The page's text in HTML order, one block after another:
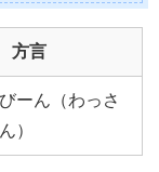
方言
ーん（わっさ
）